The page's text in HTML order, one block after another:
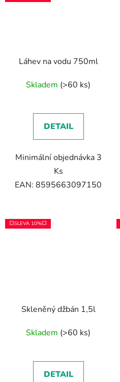
Láhev na vodu 750ml
Skladem (>60 ks)
DETAIL
Minimální objednávka 3
Ks
EAN: 8595663097150
💥SLEVA 10%💥
Skleněný džbán 1,5l
Skladem (>60 ks)
DETAIL